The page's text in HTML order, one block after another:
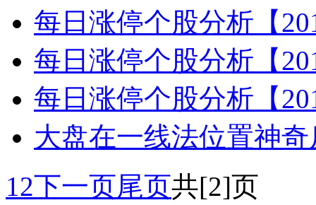
每日涨停个股分析【
每日涨停个股分析【
每日涨停个股分析【
大盘在一线法位置神奇
12下一页尾页共[2]页